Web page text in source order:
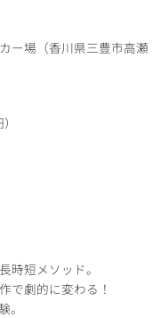
ー場（香川県三豊市高瀬
時短メソッド。
で劇的に変わる！
。